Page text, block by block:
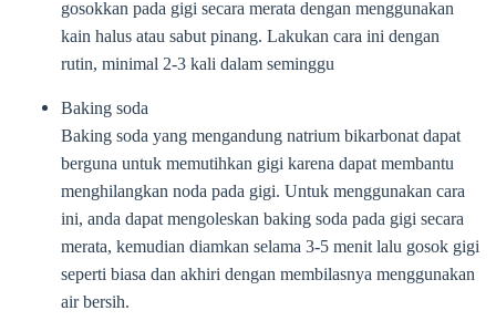
gosokkan pada gigi secara merata dengan menggunakan
kain halus atau sabut pinang. Lakukan cara ini dengan
rutin, minimal 2-3 kali dalam seminggu
Baking soda
Baking soda yang mengandung natrium bikarbonat dapat
berguna untuk memutihkan gigi karena dapat membantu
menghilangkan noda pada gigi. Untuk menggunakan cara
ini, anda dapat mengoleskan baking soda pada gigi secara
merata, kemudian diamkan selama 3-5 menit lalu gosok gigi
seperti biasa dan akhiri dengan membilasnya menggunakan
air bersih.